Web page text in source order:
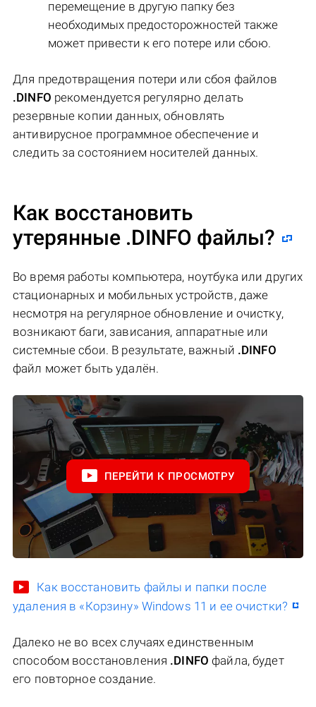
перемещение в другую папку без
необходимых предосторожностей также
может привести к его потере или сбою.
Для предотвращения потери или сбоя файлов
.DINFO рекомендуется регулярно делать
резервные копии данных, обновлять
антивирусное программное обеспечение и
следить за состоянием носителей данных.
Как восстановить
утерянные .DINFO файлы?
Во время работы компьютера, ноутбука или других
стационарных и мобильных устройств, даже
несмотря на регулярное обновление и очистку,
возникают баги, зависания, аппаратные или
системные сбои. В результате, важный .DINFO
файл может быть удалён.
ПЕРЕЙТИ К ПРОСМОТРУ
Как восстановить файлы и папки после
удаления в «Корзину» Windows 11 и ее очистки?
Далеко не во всех случаях единственным
способом восстановления .DINFO файла, будет
его повторное создание.